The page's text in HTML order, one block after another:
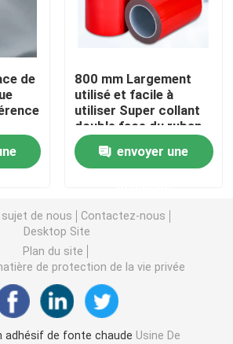
de mousse
libération de bout droit
fonte
montant des bandes
adhésif
de
800 mm Largement
utilisé et facile à
utiliser Super collant
double face du ruban
adhésif acrylique
envoyer une
sujet de nous
Contactez-nous
Desktop Site
Plan du site
de protection de la vie privée
adhésif de fonte chaude Usine De